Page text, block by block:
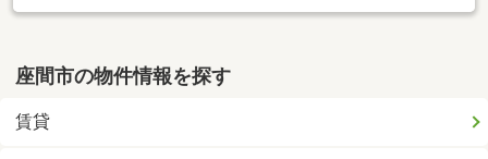
座間市の物件情報を探す
賃貸